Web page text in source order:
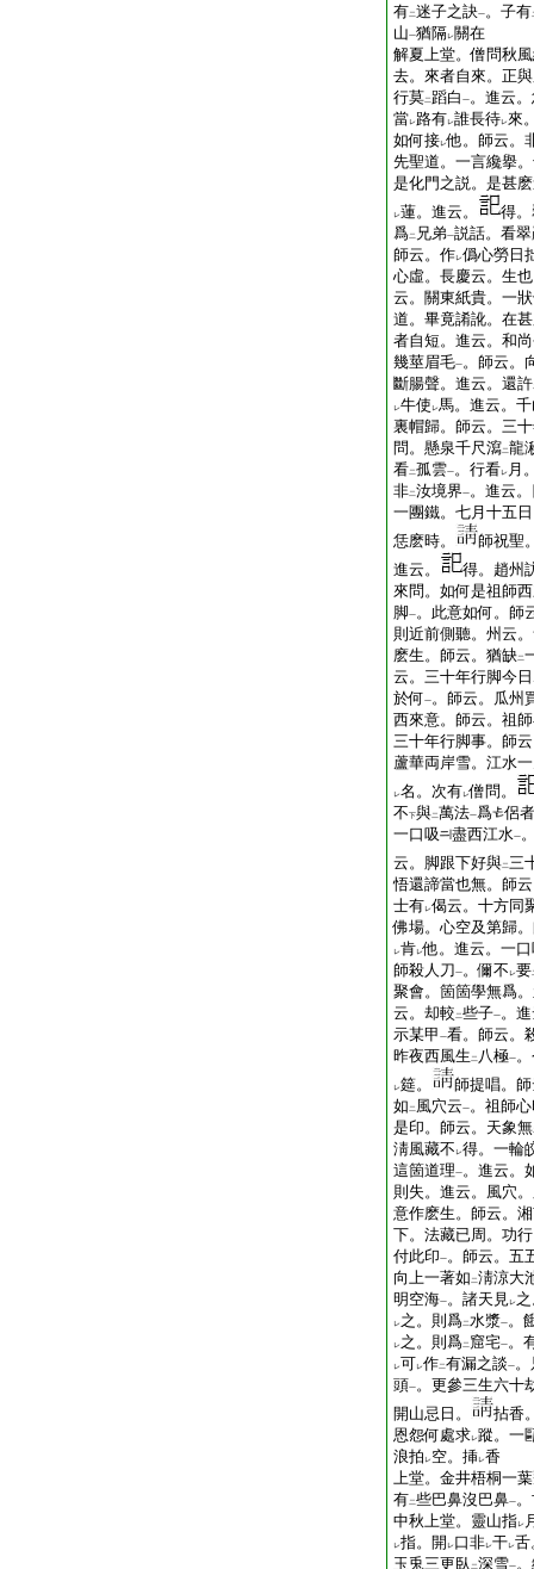
有二迷子之訣一。子有
山一猶隔レ關在
解夏上堂。僧問秋
去。來者自來。正
行莫二 蹈白 一。進云
當レ路有レ誰長待レ來
如何接レ他。師云。
先聖道。一言纔擧
是化門之説。是甚
レ蓮。進云。
得
爲二 兄弟一説話。看
師云。作レ僞心勞日
心虛。長慶云。生
云。關東紙貴。一
道。畢竟誵訛。在
者自短。進云。和
幾莖眉毛一。師云。
斷腸聲。進云。還許
レ牛使 レ馬。進云。
裏帽歸。師云。三
問。懸泉千尺瀉二龍
看二孤雲一。行看レ 月
非二汝境界一。進云
一團鐵。七月十五
恁麽時。
師祝聖
進云。
得。趙州
來問。如何是祖師
脚一。此意如何。師
則近前側聽。州云
麽生。師云。猶缺二
云。三十年行脚今
於何一。師云。瓜州
西來意。師云。祖
三十年行脚事。師
蘆華両岸雪。江水
レ名。次有レ僧問。
不下與二萬法一爲
侶
一口吸
盡西江水一
云。脚跟下好與二三
悟還諦當也無。師
士有レ偈云。十方同
佛場。心空及第歸
レ肯レ他。進云。一
師殺人刀一。儞不 レ要
聚會。箇箇學無爲
云。却較 二些子一。
示某甲 一看。師云。
昨夜西風生 二 八極一
レ筵。
師提唱。
如 二 風穴云一。祖師
是印。師云。天象無
淸風藏不 レ得。一輪
這箇道理一。進云。
則失。進云。風穴
意作麽生。師云。
下。法藏已周。功
付此印一。師云。五
向上一著如 二淸涼大
明空海一。諸天見レ
レ之。則爲二水漿一。
レ之。則爲二 窟宅一。
レ可レ作二有漏之談一。
頭一。更參三生六十
開山忌日。
拈香
恩怨何處求レ蹤。一
浪拍 レ空。挿レ香
上堂。金井梧桐一
有二些巴鼻沒巴鼻一
中秋上堂。靈山指レ
レ指。開 レ口非レ干レ舌
玉兎三更臥 二深雪一